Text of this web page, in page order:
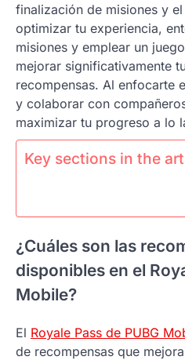
finalización de misiones y
optimizar tu experiencia,
misiones y emplear un
mejorar significativamente
recompensas. Al enfocarte
y colaborar con
maximizar tu progreso a lo
Key sections in the
¿Cuáles son las
disponibles en el
Mobile?
El Royale Pass de PUBG
de recompensas que